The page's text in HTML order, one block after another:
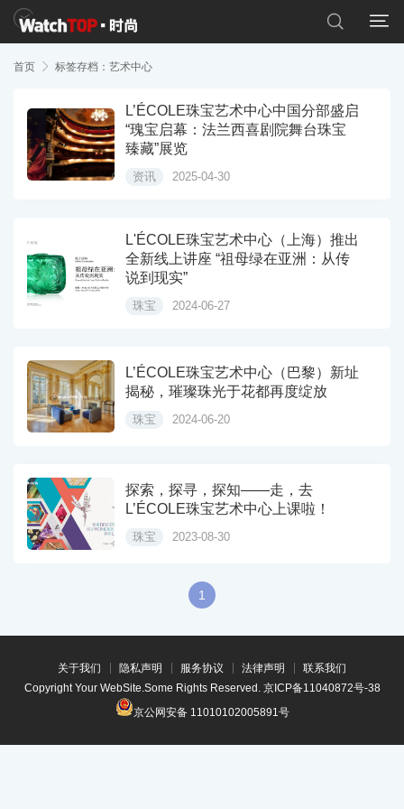


首页  标签存档：艺术中心
L’ÉCOLE珠宝艺术中心中国分部盛启
“瑰宝启幕：法兰西喜剧院舞台珠宝
臻藏”展览
资讯 2025-04-30
L'ÉCOLE珠宝艺术中心（上海）推出
全新线上讲座 “祖母绿在亚洲：从传
说到现实”
珠宝 2024-06-27
L’ÉCOLE珠宝艺术中心（巴黎）新址
揭秘，璀璨珠光于花都再度绽放
珠宝 2024-06-20
探索，探寻，探知——走，去
L’ÉCOLE珠宝艺术中心上课啦！
珠宝 2023-08-30
1
关于我们 隐私声明 服务协议 法律声明
联系我们
Copyright Your WebSite.Some Rights Reserved. 京ICP备11040872号-38
京公网安备 11010102005891号